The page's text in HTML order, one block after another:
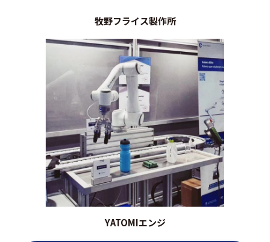
牧野フライス製作所
YATOMIエンジ